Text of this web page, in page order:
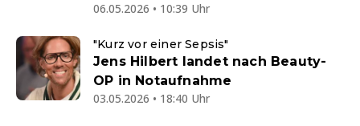
06.05.2026 • 10:39 Uhr
"Kurz vor einer Sepsis"
Jens Hilbert landet nach Beauty-
OP in Notaufnahme
03.05.2026 • 18:40 Uhr